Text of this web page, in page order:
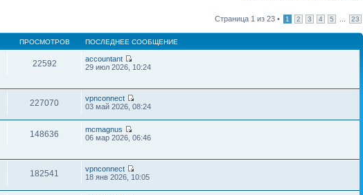
Страница 1 из 23 • 1 2 3 4 5 23
ПРОСМОТРОВ ПОСЛЕДНЕЕ СООБЩЕНИЕ
22592
accountant
29 июл 2026, 10:24
227070
vpnconnect
03 май 2026, 08:24
148636
mcmagnus
06 мар 2026, 06:46
182541
vpnconnect
18 янв 2026, 10:05